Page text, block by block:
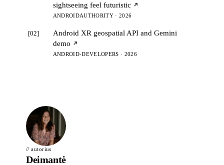
sightseeing feel futuristic
ANDROIDAUTHORITY · 2026
[02]
Android XR geospatial API and Gemini
demo
ANDROID-DEVELOPERS · 2026
// autorius
Deimantė